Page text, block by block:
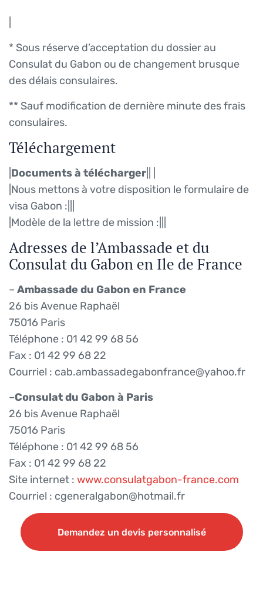
* Sous réserve d’acceptation du dossier au
Consulat du Gabon ou de changement brusque
des délais consulaires.
** Sauf modification de dernière minute des frais
consulaires.
Téléchargement
Documents à télécharger
|Nous mettons à votre disposition le formulaire de
visa Gabon :||
|Modèle de la lettre de mission :||
Adresses de l’Ambassade et du
Consulat du Gabon en Ile de France
– Ambassade du Gabon en France
26 bis Avenue Raphaël
75016 Paris
Téléphone : 01 42 99 68 56
Fax : 01 42 99 68 22
Courriel : cab.ambassadegabonfrance@yahoo.fr
–Consulat du Gabon à Paris
26 bis Avenue Raphaël
75016 Paris
Téléphone : 01 42 99 68 56
Fax : 01 42 99 68 22
Site internet : www.consulatgabon-france.com
Courriel : cgeneralgabon@hotmail.fr
Demandez un devis personnalisé